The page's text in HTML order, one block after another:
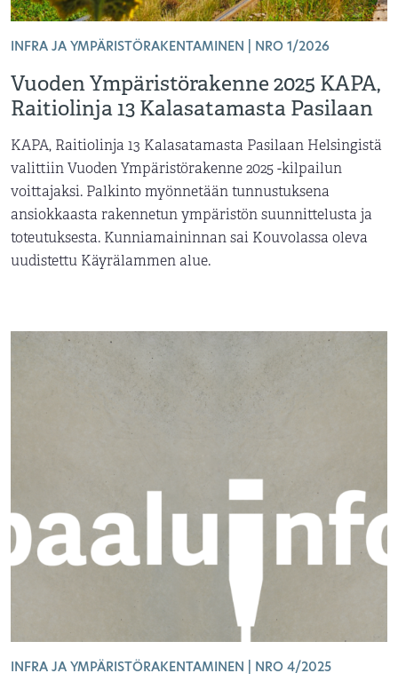
INFRA JA YMPÄRISTÖRAKENTAMINEN | NRO 1/2026
Vuoden Ympäristörakenne 2025 KAPA,
Raitiolinja 13 Kalasatamasta Pasilaan
KAPA, Raitiolinja 13 Kalasatamasta Pasilaan Helsingistä
valittiin Vuoden Ympäristörakenne 2025 -kilpailun
voittajaksi. Palkinto myönnetään tunnustuksena
ansiokkaasta rakennetun ympäristön suunnittelusta ja
toteutuksesta. Kunniamaininnan sai Kouvolassa oleva
uudistettu Käyrälammen alue.
INFRA JA YMPÄRISTÖRAKENTAMINEN | NRO 4/2025